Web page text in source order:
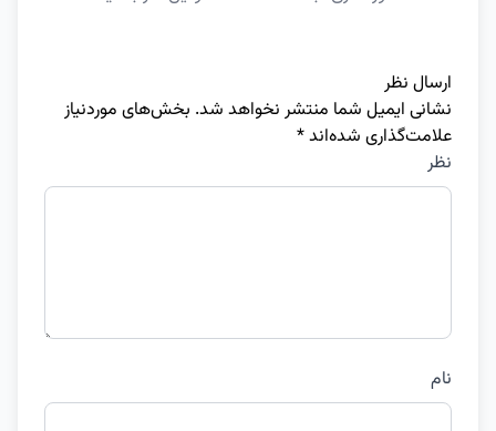
ارسال نظر
نشانی ایمیل شما منتشر نخواهد شد. بخش‌های موردنیاز
علامت‌گذاری شده‌اند*
نظر
نام